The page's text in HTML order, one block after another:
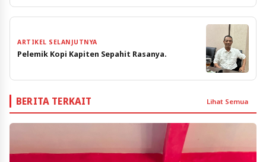
ARTIKEL SELANJUTNYA
Pelemik Kopi Kapiten Sepahit Rasanya.
BERITA TERKAIT Lihat Semua